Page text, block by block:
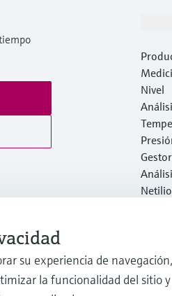
Nivel
ctos
su experiencia de navegación,
la funcionalidad del sitio y